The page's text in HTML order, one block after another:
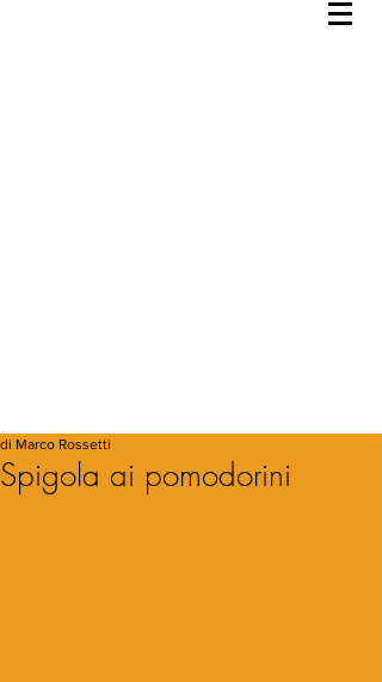
Spigola ai pomodorini
di Marco Rossetti